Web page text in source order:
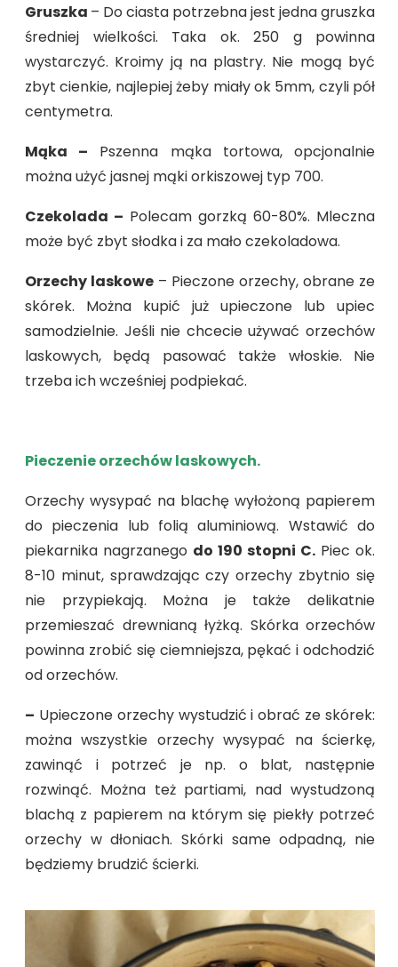
Gruszka – Do ciasta potrzebna jest jedna gruszka
średniej wielkości. Taka ok. 250 g powinna
wystarczyć. Kroimy ją na plastry. Nie mogą być
zbyt cienkie, najlepiej żeby miały ok 5mm, czyli pół
centymetra.
Mąka – Pszenna mąka tortowa, opcjonalnie
można użyć jasnej mąki orkiszowej typ 700.
Czekolada – Polecam gorzką 60-80%. Mleczna
może być zbyt słodka i za mało czekoladowa.
Orzechy laskowe – Pieczone orzechy, obrane ze
skórek. Można kupić już upieczone lub upiec
samodzielnie. Jeśli nie chcecie używać orzechów
laskowych, będą pasować także włoskie. Nie
trzeba ich wcześniej podpiekać.
Pieczenie orzechów laskowych.
Orzechy wysypać na blachę wyłożoną papierem
do pieczenia lub folią aluminiową. Wstawić do
piekarnika nagrzanego do 190 stopni C. Piec ok.
8-10 minut, sprawdzając czy orzechy zbytnio się
nie przypiekają. Można je także delikatnie
przemieszać drewnianą łyżką. Skórka orzechów
powinna zrobić się ciemniejsza, pękać i odchodzić
od orzechów.
– Upieczone orzechy wystudzić i obrać ze skórek:
można wszystkie orzechy wysypać na ścierkę,
zawinąć i potrzeć je np. o blat, następnie
rozwinąć. Można też partiami, nad wystudzoną
blachą z papierem na którym się piekły potrzeć
orzechy w dłoniach. Skórki same odpadną, nie
będziemy brudzić ścierki.